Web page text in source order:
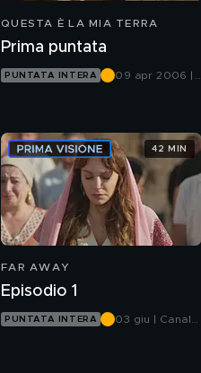
QUESTA È LA MIA TERRA
Prima puntata
PUNTATA INTERA
09 apr 2006 |
FAR AWAY
Episodio 1
PUNTATA INTERA
03 giu | Canale
42 MIN